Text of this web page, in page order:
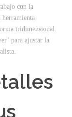
con la
herramienta
tridimensional.
para ajustar la